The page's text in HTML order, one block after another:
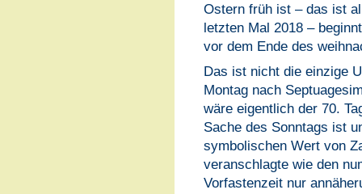
Ostern früh ist – das ist
letzten Mal 2018 –
vor dem Ende des
Das ist nicht die einzige
Montag nach
wäre eigentlich der 70.
Sache des Sonntags ist
symbolischen Wert von
veranschlagte wie den
Vorfastenzeit nur